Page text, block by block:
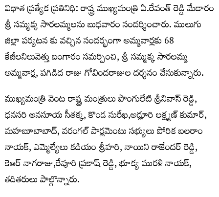
విధాత ప్రత్యేక ప్రతినిధి: రాష్ట్ర ముఖ్యమంత్రి ఏ.రేవంత్ రెడ్డి మేడారం
శ్రీ సమ్మక్క సారలమ్మలను బుధవారం సందర్శించారు. ములుగు
జిల్లా పర్యటన కు వచ్చిన సందర్భంగా అమ్మవార్లకు 68
కేజీలనిలువెత్తు బంగారం సమర్పించి, శ్రీ సమ్మక్క సారలమ్మ
అమ్మవార్ల, పగిడిద రాజు గోవిందరాజుల దర్శనం చేసుకున్నారు.
ముఖ్యమంత్రి వెంట రాష్ట్ర మంత్రులు పొంగులేటి శ్రీనివాస్ రెడ్డి,
ధనసరి అనసూయ సీతక్క, కొండ సురేఖ,అడ్లూరి లక్ష్మణ్ కుమార్,
మహబూబాబాద్, వరంగల్ పార్లమెంటు సభ్యులు పోరిక బలరాం
నాయక్, ఎమ్మెల్యేలు కడియం శ్రీహరి, నాయిని రాజేందర్ రెడ్డి,
కెఆర్ నాగరాజు,రేవూరి ప్రకాష్ రెడ్డి, భూక్య మురళి నాయక్,
తదితరులు పాల్గొన్నారు.